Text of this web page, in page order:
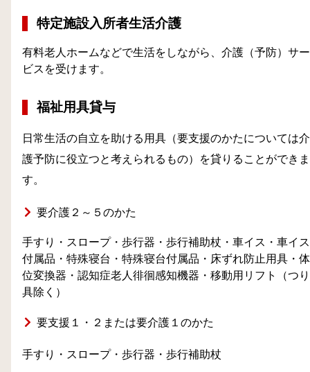
特定施設入所者生活介護
有料老人ホームなどで生活をしながら、介護（予防）サー
ビスを受けます。
福祉用具貸与
日常生活の自立を助ける用具（要支援のかたについては介
護予防に役立つと考えられるもの）を貸りることができま
す。
要介護２～５のかた
手すり・スロープ・歩行器・歩行補助杖・車イス・車イス
付属品・特殊寝台・特殊寝台付属品・床ずれ防止用具・体
位変換器・認知症老人徘徊感知機器・移動用リフト（つり
具除く）
要支援１・２または要介護１のかた
手すり・スロープ・歩行器・歩行補助杖